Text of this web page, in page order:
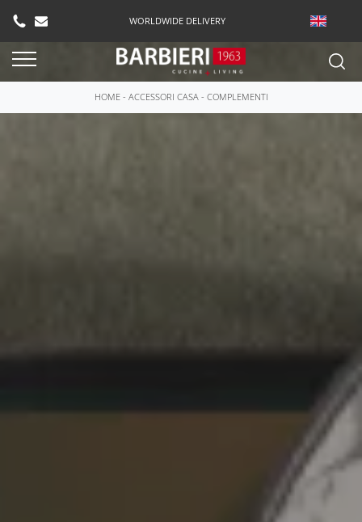
WORLDWIDE DELIVERY
HOME- ACCESSORI CASA - COMPLEMENTI